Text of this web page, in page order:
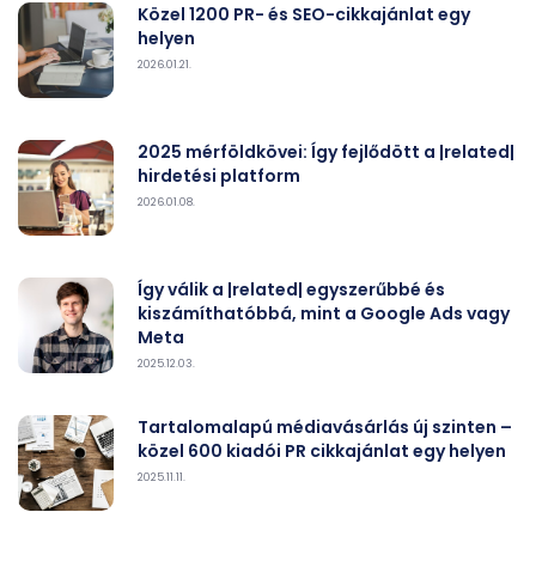
Közel 1200 PR- és SEO-cikkajánlat egy
helyen
2026.01.21.
2025 mérföldkövei: Így fejlődött a |related|
hirdetési platform
2026.01.08.
Így válik a |related| egyszerűbbé és
kiszámíthatóbbá, mint a Google Ads vagy
Meta
2025.12.03.
Tartalomalapú médiavásárlás új szinten –
közel 600 kiadói PR cikkajánlat egy helyen
2025.11.11.